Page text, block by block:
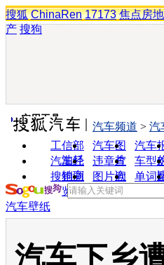
搜狐 ChinaRen 17173 焦点房地
产 搜狗
实用工具
工信部
油耗
汽车图
片
汽车
汽车经
销商
违章查
询
车型
搜狗浏
览器
图片欣
赏
单词
汽车频道 > 汽
汽车壁纸